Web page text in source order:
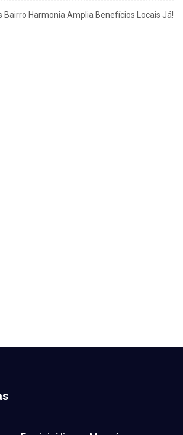
Bairro Harmonia Amplia Benefícios Locais Já!